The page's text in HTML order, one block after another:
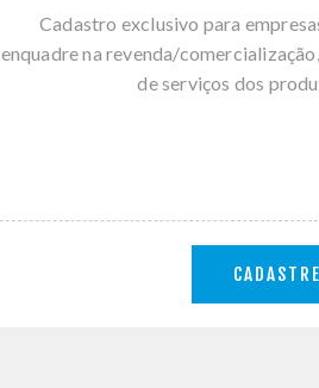
Cadastro exclusivo para
enquadre na revenda/
de serviços dos